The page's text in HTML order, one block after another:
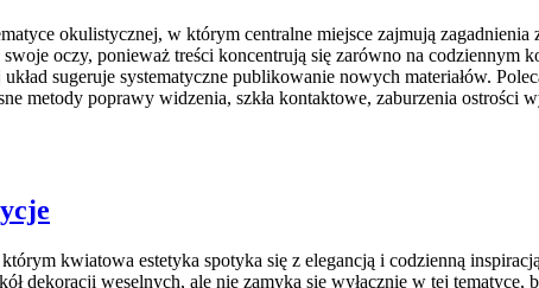
okulistycznej, w którym centralne miejsce zajmują
oczy, ponieważ treści koncentrują się zarówno na
sugeruje systematyczne publikowanie nowych materiałów.
metody poprawy widzenia, szkła kontaktowe, zaburzenia ostrości
kwiatowa estetyka spotyka się z elegancją i codzienną
dekoracji weselnych, ale nie zamyka się wyłącznie w tej